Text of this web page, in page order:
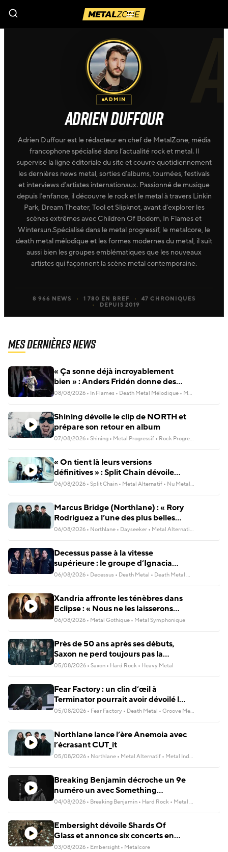
Menu A
ADMIN
ADRIEN DUFFOUR
Adrien Duffour est le rédacteur en chef de MetalZone, média
francophone spécialisé dans l’actualité rock et metal. Il
supervise la ligne éditoriale du site et couvre quotidiennement
les dernières news metal, sorties d’albums, tournées, festivals
et interviews d’artistes internationaux. Passionné de musique
depuis l’enfance, il découvre le rock et le metal à travers Linkin
Park, Dream Theater, Tool et Slipknot, avant d’explorer les
scènes extrêmes avec Children Of Bodom, In Flames et
Wintersun.Spécialisé dans le metal progressif, le metalcore, le
death metal mélodique et les formes modernes du metal, il suit
aussi bien les groupes emblématiques que les nouveaux
artistes qui façonnent la scène metal contemporaine.
8 966 NEWS 1 780 EN BREF
47 CHRONIQUES
DEPUIS 2019
Mes dernières news
« Ça sonne déjà incroyablement
bien » : Anders Fridén donne des
nouvelles du prochain album d’In
08/08/2026 • In Flames • Death Metal Mélodique • Metal Alternatif
Shining dévoile le clip de NORTH et
prépare son retour en album
07/08/2026 • Shining • Metal Progressif • Rock Progressif
« On tient là leurs versions
définitives » : Split Chain dévoile
deux nouvelles collaborations pour
06/08/2026 • Split Chain • Metal Alternatif • Nu Metal•
Marcus Bridge (Northlane) : « Rory
Rodriguez a l’une des plus belles
voix de la scène »
06/08/2026 • Northlane • Dayseeker • Metal Alternatif •
Decessus passe à la vitesse
supérieure : le groupe d’Ignacia
Fernández signe chez BLKIIBLK
06/08/2026 • Decessus • Death Metal • Death Metal Mélodique
Xandria affronte les ténèbres dans
Eclipse : « Nous ne les laisserons
pas gagner cette guerre »
06/08/2026 • Metal Gothique • Metal Symphonique
Près de 50 ans après ses débuts,
Saxon ne perd toujours pas la
flamme : « Nous aimons ce que
05/08/2026 • Saxon • Hard Rock • Heavy Metal
Fear Factory : un clin d’œil à
Terminator pourrait avoir dévoilé la
date du nouveau single
05/08/2026 • Fear Factory • Death Metal • Groove Metal
Northlane lance l’ère Anemoia avec
l’écrasant CUT_it
05/08/2026 • Northlane • Metal Alternatif • Metal Industriel
Breaking Benjamin décroche un 9e
numéro un avec Something
Wicked
04/08/2026 • Breaking Benjamin • Hard Rock • Metal Alternatif
Embersight dévoile Shards Of
Glass et annonce six concerts en
France
03/08/2026 • Embersight • Metalcore